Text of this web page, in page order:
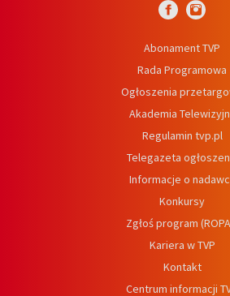
Abonament TVP
Rada Programowa
Ogłoszenia
Akademia
Regulamin tvp.pl
Telegazeta
Informacje o
Konkursy
Zgłoś program
Kariera w TVP
Kontakt
Centrum informacji